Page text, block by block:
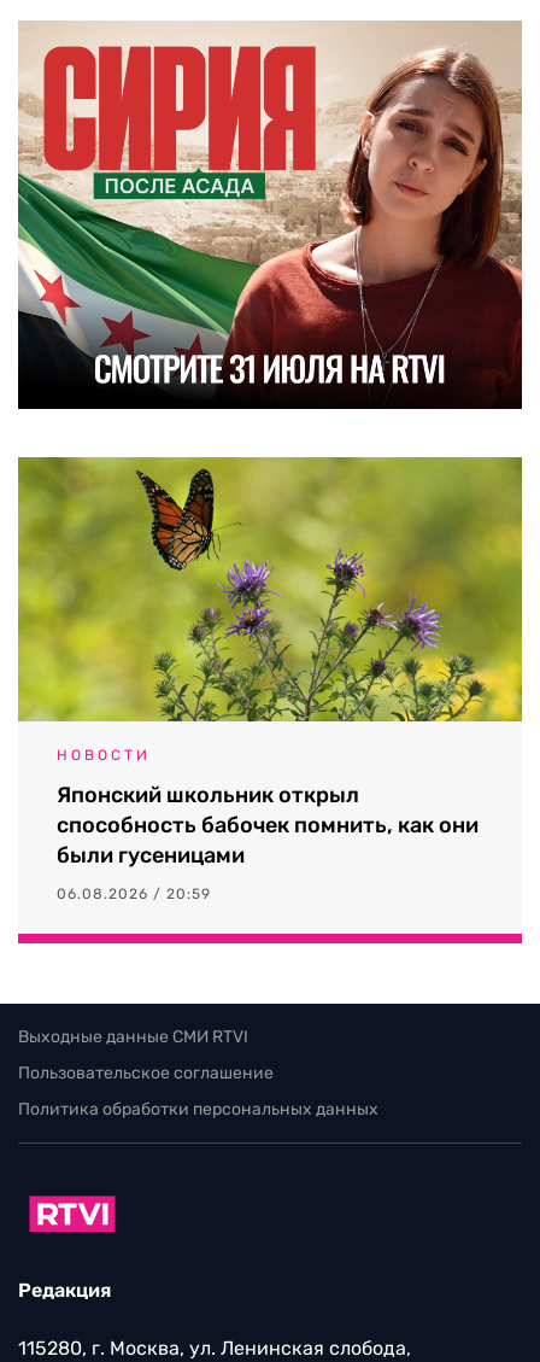
НОВОСТИ
Японский школьник открыл
способность бабочек помнить, как они
были гусеницами
06.08.2026 / 20:59
Выходные данные СМИ RTVI
Пользовательское соглашение
Политика обработки персональных данных
Редакция
115280, г. Москва, ул. Ленинская слобода,